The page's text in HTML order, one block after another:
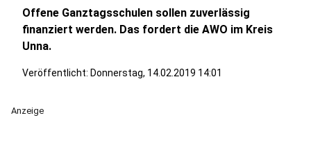
Offene Ganztagsschulen sollen zuverlässig
finanziert werden. Das fordert die AWO im Kreis
Unna.
Veröffentlicht: Donnerstag, 14.02.2019 14:01
Anzeige